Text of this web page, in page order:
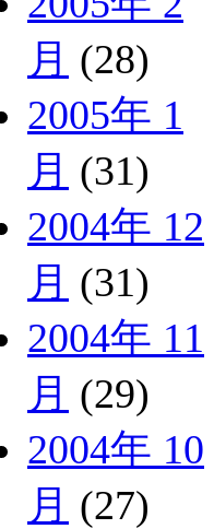
月 (28)
2005年 1
月 (31)
2004年 12
月 (31)
2004年 11
月 (29)
2004年 10
月 (27)